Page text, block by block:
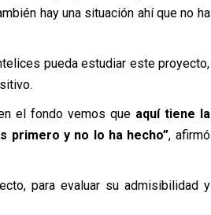
hay una situación ahí que no ha
pueda estudiar este proyecto,
el fondo vemos que aquí tiene la
primero y no lo ha hecho”, afirmó
para evaluar su admisibilidad y